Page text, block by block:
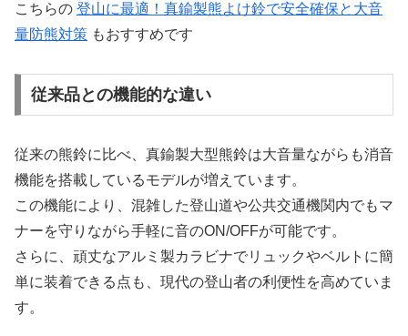
こちらの 登山に最適！真鍮製熊よけ鈴で安全確保と大音
量防熊対策 もおすすめです
従来品との機能的な違い
従来の熊鈴に比べ、真鍮製大型熊鈴は大音量ながらも消音
機能を搭載しているモデルが増えています。
この機能により、混雑した登山道や公共交通機関内でもマ
ナーを守りながら手軽に音のON/OFFが可能です。
さらに、頑丈なアルミ製カラビナでリュックやベルトに簡
単に装着できる点も、現代の登山者の利便性を高めていま
す。